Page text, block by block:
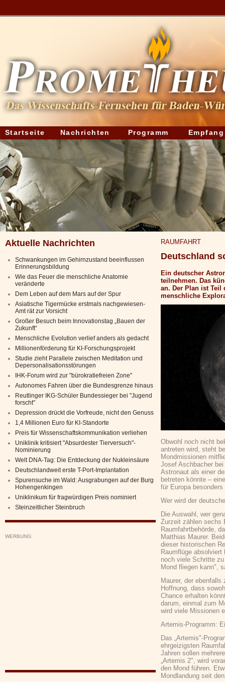
Startseite Nachrichten Programm Empfang
Aktuelle Nachrichten
Schwankungen im Gehirnzustand beeinflussen
Erinnerungsbildung
Wie das Feuer die menschliche Anatomie
veränderte
Dem Leben auf dem Mars auf der Spur
Asiatische Tigermücke erstmals nachgewiesen-
Amt rät zur Vorsicht
Großer Besuch beim Innovationstag „Bauen der
Zukunft“
Menschliche Evolution verlief anders als gedacht
Millionenförderung für KI-Forschungsprojekt
Studie zieht Parallele zwischen Meditation und
Depersonalisationsstörungen
IHK-Forum wird zur "bürokratiefreien Zone"
Autonomes Fahren über die Bundesgrenze hinaus
Reutlinger IKG-Schüler Bundessieger bei "Jugend
forscht"
Depression drückt die Vorfreude, nicht den Genuss
1,4 Millionen Euro für KI-Standorte
Preis für Wissenschaftskommunikation verliehen
Uniklinik kritisiert "Absurdester Tierversuch"-
Nominierung
Welt DNA-Tag: Die Entdeckung der Nukleinsäure
Deutschlandweit erste T-Port-Implantation
Spurensuche im Wald: Ausgrabungen auf der Burg
Hohengenkingen
Uniklinikum für fragwürdigen Preis nominiert
Steinzeitlicher Steinbruch
WERBUNG:
RAUMFAHRT
Deutschland
Ein deutscher
teilnehmen. Das
an. Der Plan ist Teil
menschliche
Obwohl noch nicht
antreten wird, steht
Mondmissionen
Josef Aschbacher
Astronaut als einer
betreten könnte –
für Europa
Wer wird der
Die Auswahl, wer
Zurzeit zählen sechs
Raumfahrtbehörde,
Matthias Maurer.
dieser historischen
Raumflüge
noch viele Schritte
Mond fliegen kann",
Maurer, der
Hoffnung, dass
Chance erhalten
darum, einmal zum
wird viele Missionen
Artemis-Programm:
Das „Artemis"-
ehrgeizigsten
Jahren sollen
„Artemis 2", wird
den Mond führen.
Mondlandung seit